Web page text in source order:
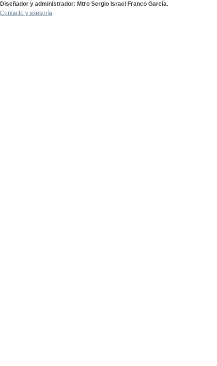
Diseñador y administrador: Mtro Sergio Israel Franco García.
Contacto y asesoría